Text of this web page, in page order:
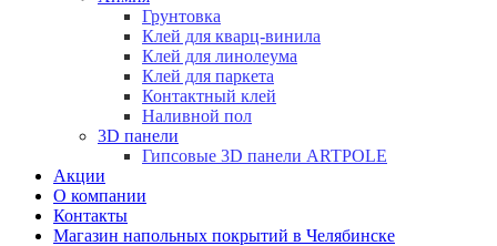
Грунтовка
Клей для кварц-винила
Клей для линолеума
Клей для паркета
Контактный клей
Наливной пол
3D панели
Гипсовые 3D панели ARTPOLE
Акции
О компании
Контакты
Магазин напольных покрытий в Челябинске